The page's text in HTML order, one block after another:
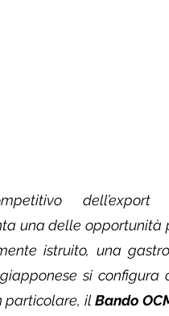
una delle opportunità
istruito, una
si
particolare, il Bando